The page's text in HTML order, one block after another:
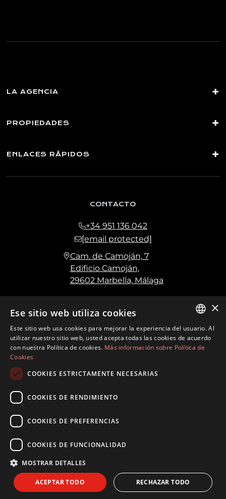
LA AGENCIA
PROPIEDADES
ENLACES RÁPIDOS
CONTACTO
+34 951 136 042
[email protected]
Cam. de Camoján, 7
Edificio Camoján,
29602 Marbella, Málaga
©2026Marbella Hills Homes Realty S.L. CIF:
Términos de usoPolítica de privacidad
ENGLISH
SPANISH
×
Ese sitio web utiliza cookies
Este sitio web usa cookies para mejorar la experiencia del usuario. Al
utilizar nuestro sitio web, usted acepta todas las cookies de acuerdo
con nuestra Política de cookies. Más información sobre Política de
Cookies
COOKIES ESTRICTAMENTE NECESARIAS
COOKIES DE RENDIMIENTO
COOKIES DE PREFERENCIAS
COOKIES DE FUNCIONALIDAD
MOSTRAR DETALLES
ACEPTAR TODO RECHAZAR TODO